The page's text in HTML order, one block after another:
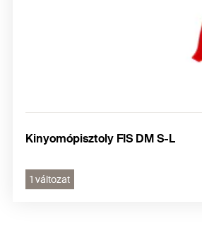
Kinyomópisztoly FIS DM S-L
1 változat